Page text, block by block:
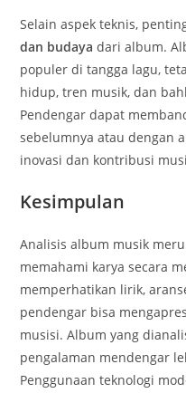
Selain aspek teknis,
dan budaya dari album.
populer di tangga lagu,
hidup, tren musik, dan
Pendengar dapat
sebelumnya atau dengan
inovasi dan kontribusi
Kesimpulan
Analisis album musik
memahami karya secara
memperhatikan lirik,
pendengar bisa
musisi. Album yang
pengalaman mendengar
Penggunaan teknologi